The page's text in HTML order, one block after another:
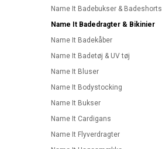
Name It Badebukser & Badeshorts
Name It Badedragter & Bikinier
Name It Badekåber
Name It Badetøj & UV tøj
Name It Bluser
Name It Bodystocking
Name It Bukser
Name It Cardigans
Name It Flyverdragter